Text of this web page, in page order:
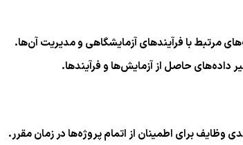
مرتبط با فرآیندهای آزمایشگاهی و مدیریت آن‌ها.
داده‌های حاصل از آزمایش‌ها و فرآیندها.
وظایف برای اطمینان از اتمام پروژه‌ها در زمان مقرر.